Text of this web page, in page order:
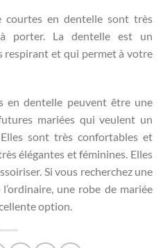
courtes en dentelle sont très
porter. La dentelle est un
respirant et qui permet à votre
en dentelle peuvent être une
mariées qui veulent un
sont très confortables et
élégantes et féminines. Elles
Si vous recherchez une
une robe de mariée
option.